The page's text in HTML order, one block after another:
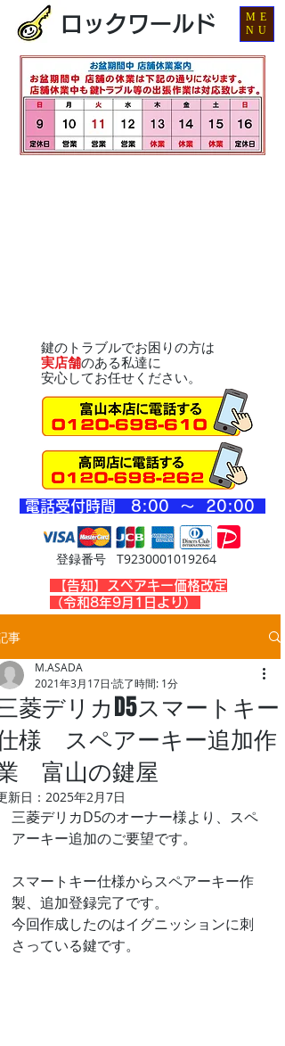
ロックワールド
鍵のトラブルでお困りの方は
実店舗のある私達に
安心してお任せください。
登録番号 T9230001019264
​電話受付時間 8:00 ～ 20:00
​【告知】スペアキー価格改定
（令和8年9月1日より）
ME
NU
事
菱デリカD5スマートキー
様 スペアーキー追加作
富山の鍵屋
M.ASADA
2021年3月17日 読了時間: 1分
新日： 2025年2月7日
三菱デリカD5のオーナー様より、スペ
アーキー追加のご要望です。
スマートキー仕様からスペアーキー作
製、追加登録完了です。
今回作成したのはイグニッションに刺
さっている鍵です。